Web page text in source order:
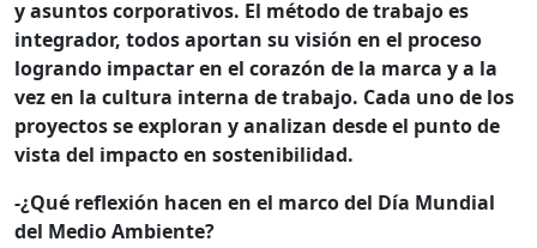
y asuntos corporativos. El método de trabajo es
integrador, todos aportan su visión en el proceso
logrando impactar en el corazón de la marca y a la
vez en la cultura interna de trabajo. Cada uno de los
proyectos se exploran y analizan desde el punto de
vista del impacto en sostenibilidad.
-¿Qué reflexión hacen en el marco del Día Mundial
del Medio Ambiente?